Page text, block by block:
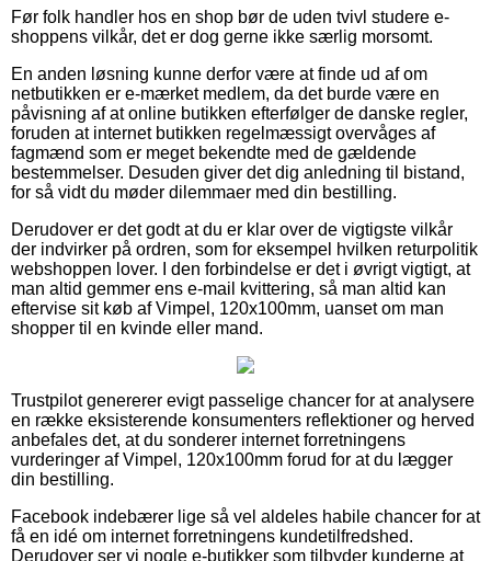
Før folk handler hos en shop bør de uden tvivl studere e-
shoppens vilkår, det er dog gerne ikke særlig morsomt.
En anden løsning kunne derfor være at finde ud af om
netbutikken er e-mærket medlem, da det burde være en
påvisning af at online butikken efterfølger de danske regler,
foruden at internet butikken regelmæssigt overvåges af
fagmænd som er meget bekendte med de gældende
bestemmelser. Desuden giver det dig anledning til bistand,
for så vidt du møder dilemmaer med din bestilling.
Derudover er det godt at du er klar over de vigtigste vilkår
der indvirker på ordren, som for eksempel hvilken returpolitik
webshoppen lover. I den forbindelse er det i øvrigt vigtigt, at
man altid gemmer ens e-mail kvittering, så man altid kan
eftervise sit køb af Vimpel, 120x100mm, uanset om man
shopper til en kvinde eller mand.
Trustpilot genererer evigt passelige chancer for at analysere
en række eksisterende konsumenters reflektioner og herved
anbefales det, at du sonderer internet forretningens
vurderinger af Vimpel, 120x100mm forud for at du lægger
din bestilling.
Facebook indebærer lige så vel aldeles habile chancer for at
få en idé om internet forretningens kundetilfredshed.
Derudover ser vi nogle e-butikker som tilbyder kunderne at